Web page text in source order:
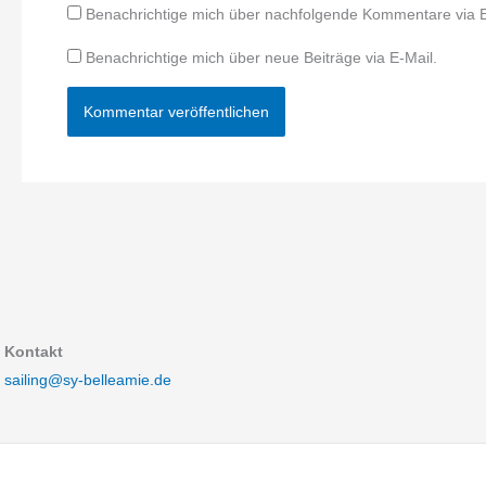
Benachrichtige mich über nachfolgende Kommentare via
Benachrichtige mich über neue Beiträge via E-Mail.
Kontakt
sailing@sy-belleamie.de